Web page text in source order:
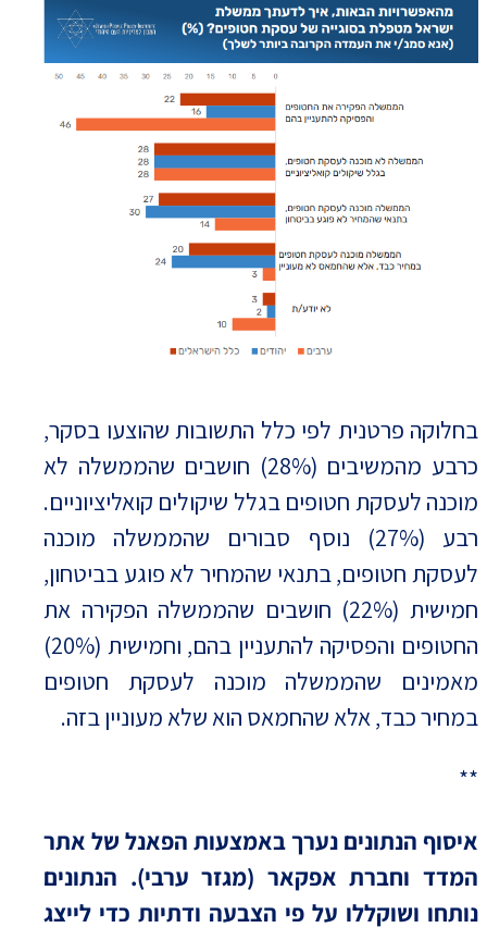
בחלוקה פרטנית לפי כלל התשובות שהוצעו בסקר,
כרבע מהמשיבים (28%) חושבים שהממשלה לא
מוכנה לעסקת חטופים בגלל שיקולים קואליציוניים.
רבע (27%) נוסף סבורים שהממשלה מוכנה
לעסקת חטופים, בתנאי שהמחיר לא פוגע בביטחון,
חמישית (22%) חושבים שהממשלה הפקירה את
החטופים והפסיקה להתעניין בהם, וחמישית (20%)
מאמינים שהממשלה מוכנה לעסקת חטופים
במחיר כבד, אלא שהחמאס הוא שלא מעוניין בזה.
**
איסוף הנתונים נערך באמצעות הפאנל של אתר
המדד וחברת אפקאר (מגזר ערבי). הנתונים
נותחו ושוקללו על פי הצבעה ודתיות כדי לייצג